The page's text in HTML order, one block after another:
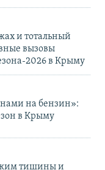
и тотальный
вызовы
2026 в Крыму
на бензин»:
в Крыму
тишины и